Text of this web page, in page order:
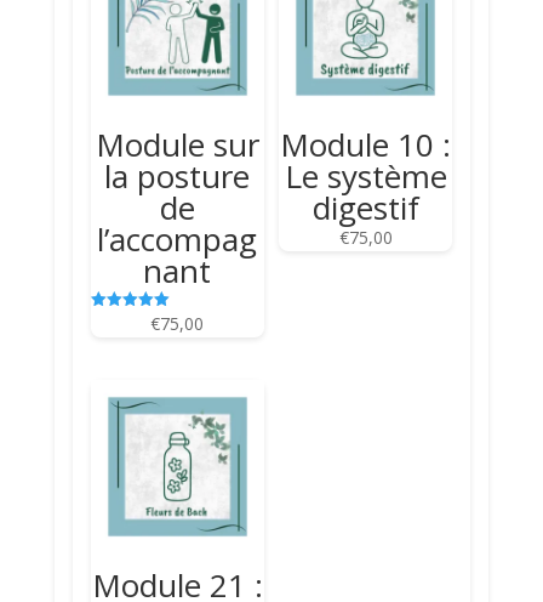
Module sur
la posture
de
l’accompag
nant
€75,00
Module 10 :
Le système
digestif
€75,00
Module 21 :